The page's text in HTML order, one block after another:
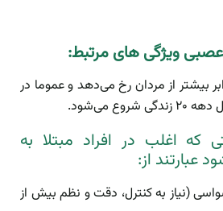
ویژگی­ های مرتبط:
اغلب در زنان، ۳ برابر بیشتر از مردان رخ می‌دهد و عموما در
می‌­شود.
اغلب در افراد مبتلا به
عبارتند از:
(نیاز به کنترل، دقت و نظم بیش از